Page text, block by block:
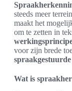
steeds meer
maakt het
om te zetten in
voor zijn brede
spraakgestuurde
Wat is